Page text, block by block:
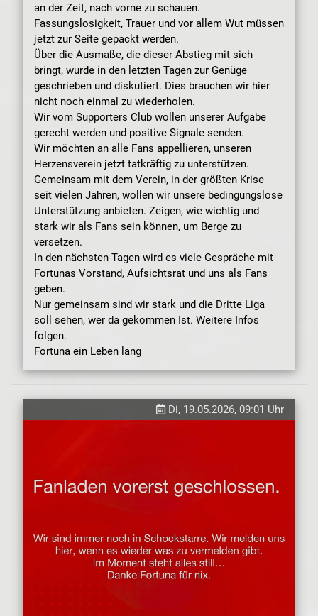
an der Zeit, nach vorne zu schauen.
Fassungslosigkeit, Trauer und vor allem Wut müssen
jetzt zur Seite gepackt werden.
Über die Ausmaße, die dieser Abstieg mit sich
bringt, wurde in den letzten Tagen zur Genüge
geschrieben und diskutiert. Dies brauchen wir hier
nicht noch einmal zu wiederholen.
Wir vom Supporters Club wollen unserer Aufgabe
gerecht werden und positive Signale senden.
Wir möchten an alle Fans appellieren, unseren
Herzensverein jetzt tatkräftig zu unterstützen.
Gemeinsam mit dem Verein, in der größten Krise
seit vielen Jahren, wollen wir unsere bedingungslose
Unterstützung anbieten. Zeigen, wie wichtig und
stark wir als Fans sein können, um Berge zu
versetzen.
In den nächsten Tagen wird es viele Gespräche mit
Fortunas Vorstand, Aufsichtsrat und uns als Fans
geben.
Nur gemeinsam sind wir stark und die Dritte Liga
soll sehen, wer da gekommen Ist. Weitere Infos
folgen.
Fortuna ein Leben lang
Di, 19.05.2026, 09:01 Uhr